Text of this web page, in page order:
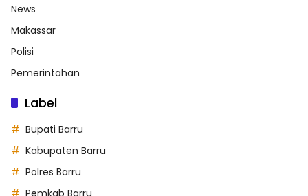
News
Makassar
Polisi
Pemerintahan
Label
Bupati Barru
Kabupaten Barru
Polres Barru
Pemkab Barru